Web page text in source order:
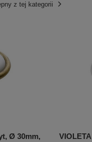
Ø 30mm,
z tej kategorii